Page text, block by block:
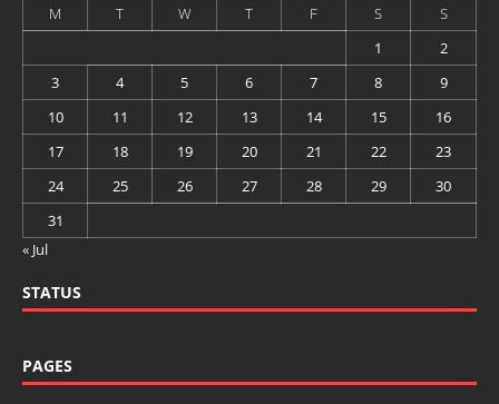
M
T W T F S
S
1
2
3
4 5 6 7 8
9
10
11 12 13 14 15
16
17
18 19 20 21 22
23
24
25 26 27 28 29
30
31
« Jul
STATUS
PAGES